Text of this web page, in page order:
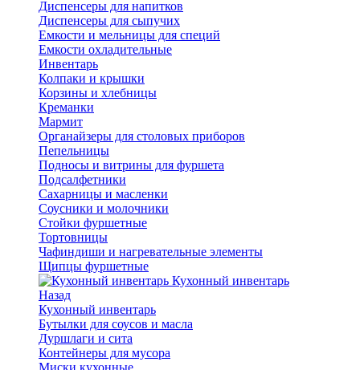
Диспенсеры для напитков
Диспенсеры для сыпучих
Емкости и мельницы для специй
Емкости охладительные
Инвентарь
Колпаки и крышки
Корзины и хлебницы
Креманки
Мармит
Органайзеры для столовых приборов
Пепельницы
Подносы и витрины для фуршета
Подсалфетники
Сахарницы и масленки
Соусники и молочники
Стойки фуршетные
Тортовницы
Чафиндиши и нагревательные элементы
Щипцы фуршетные
Кухонный инвентарь
Назад
Кухонный инвентарь
Бутылки для соусов и масла
Дуршлаги и сита
Контейнеры для мусора
Миски кухонные